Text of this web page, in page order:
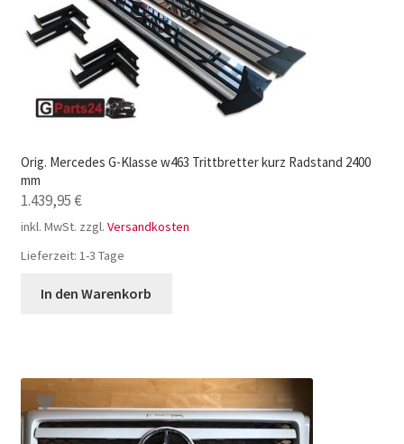
Orig. Mercedes G-Klasse w463 Trittbretter kurz Radstand 2400
mm
1.439,95€
inkl. MwSt. zzgl. Versandkosten
Lieferzeit: 1-3 Tage
In den Warenkorb